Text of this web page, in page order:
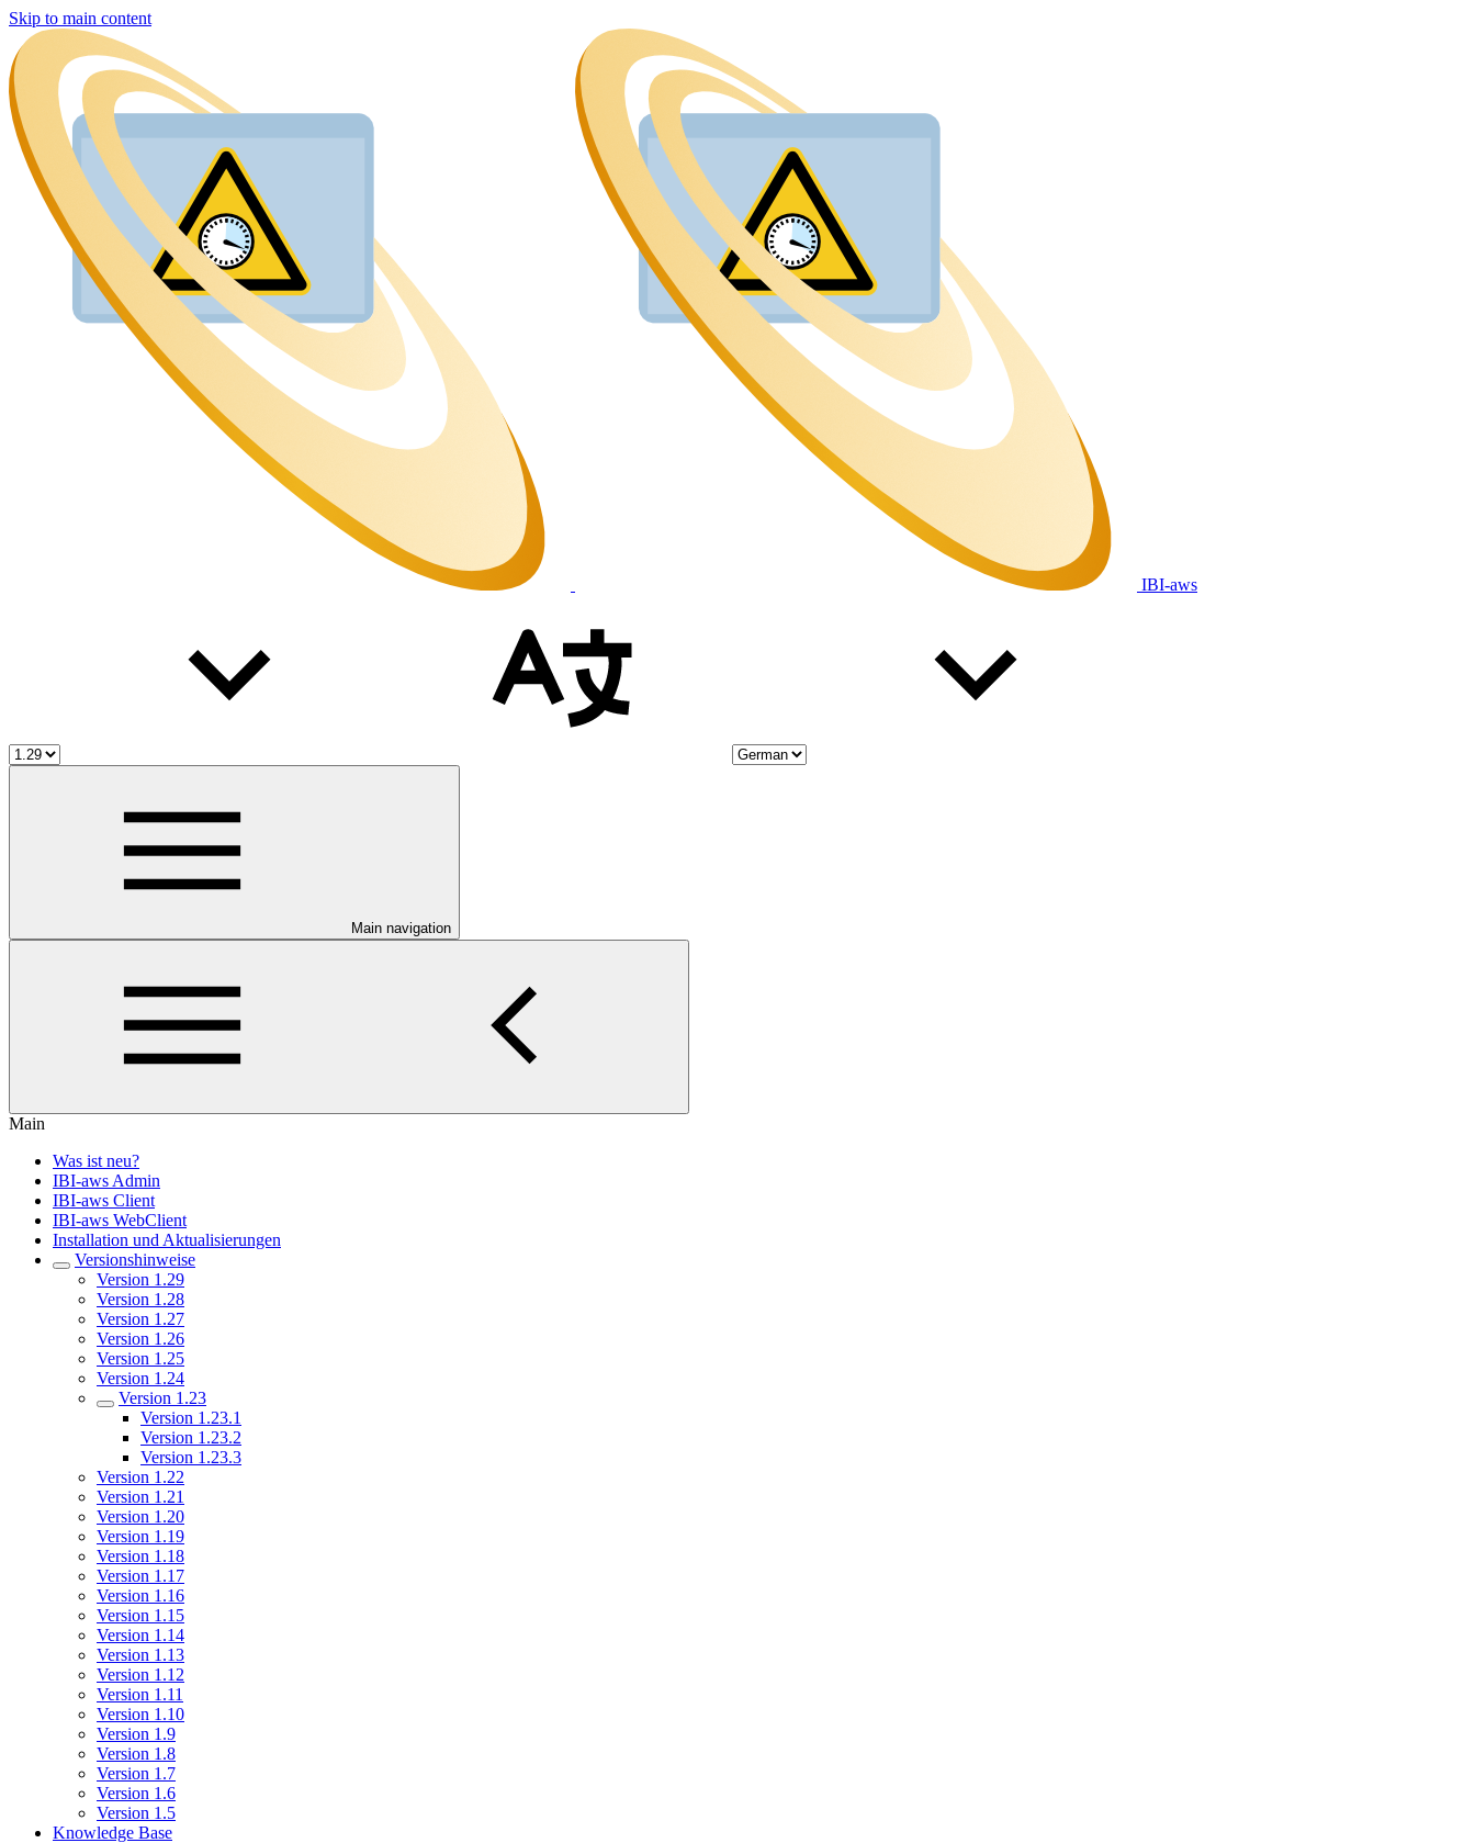
Skip to main content
IBI-aws
Main navigation
Main
Was ist neu?
IBI-aws Admin
IBI-aws Client
IBI-aws WebClient
Installation und Aktualisierungen
Versionshinweise
Version 1.29
Version 1.28
Version 1.27
Version 1.26
Version 1.25
Version 1.24
Version 1.23
Version 1.23.1
Version 1.23.2
Version 1.23.3
Version 1.22
Version 1.21
Version 1.20
Version 1.19
Version 1.18
Version 1.17
Version 1.16
Version 1.15
Version 1.14
Version 1.13
Version 1.12
Version 1.11
Version 1.10
Version 1.9
Version 1.8
Version 1.7
Version 1.6
Version 1.5
Knowledge Base